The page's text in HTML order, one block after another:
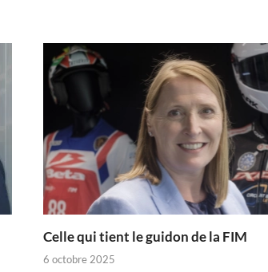
Celle qui tient le guidon de la FIM
6 octobre 2025